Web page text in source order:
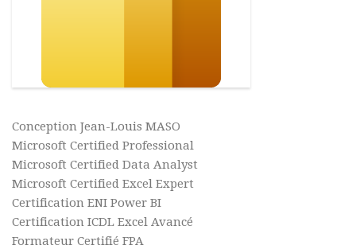
Conception Jean-Louis MASO
Microsoft Certified Professional
Microsoft Certified Data Analyst
Microsoft Certified Excel Expert
Certification ENI Power BI
Certification ICDL Excel Avancé
Formateur Certifié FPA